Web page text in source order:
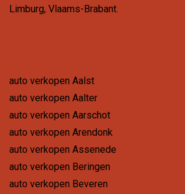
Limburg, Vlaams-Brabant.
auto verkopen Aalst
auto verkopen Aalter
auto verkopen Aarschot
auto verkopen Arendonk
auto verkopen Assenede
auto verkopen Beringen
auto verkopen Beveren